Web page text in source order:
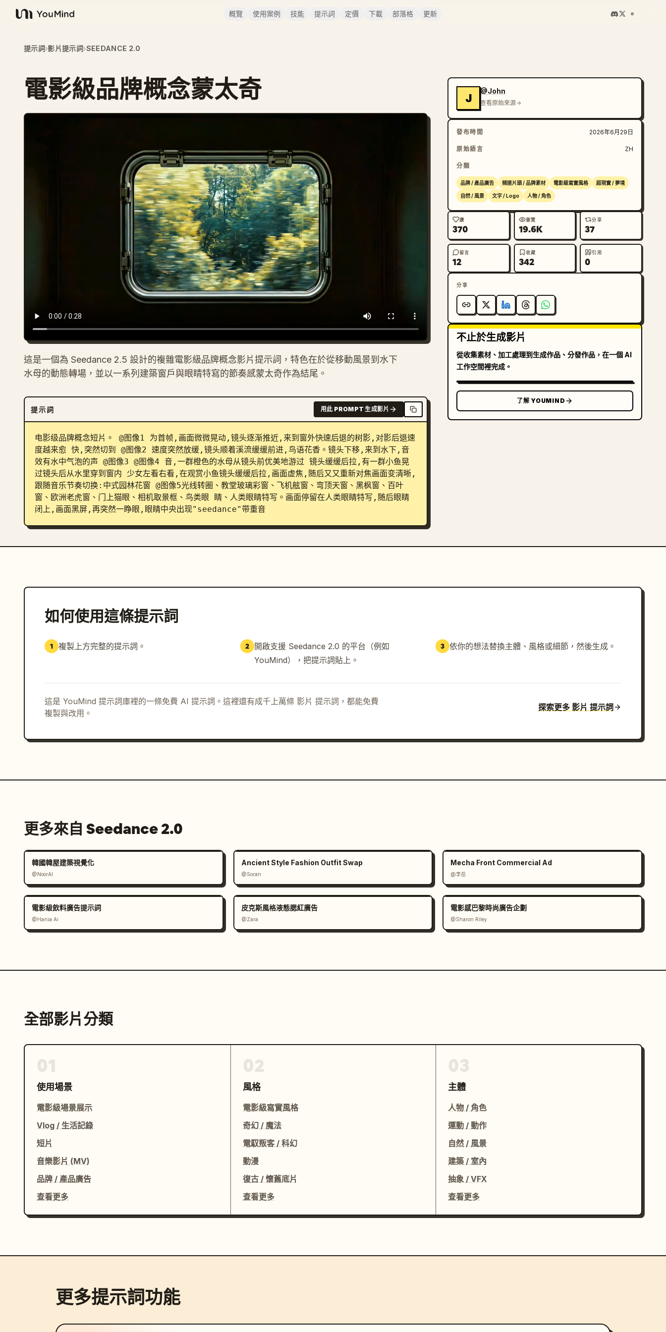
YouMind
概覽 使用案例 技能 提示詞 定價 下載 部落格 更新
提示詞›影片提示詞›SEEDANCE 2.0
電影級品牌概念蒙太奇
這是一個為 Seedance 2.5 設計的複雜電影級品牌概念影片提示詞，特色在於從移動風景到水下
水母的動態轉場，並以一系列建築窗戶與眼睛特寫的節奏感蒙太奇作為結尾。
提示詞 用此 PROMPT 生成影片
电影级品牌概念短片。 @图像1 为首帧,画面微微晃动,镜头逐渐推近,来到窗外快速后退的树影,对影后退速
度越来愈 快,突然切到 @图像2 速度突然放缓,镜头顺着溪流缓缓前进,鸟语花香。镜头下移,来到水下,音
效有水中气泡的声 @图像3 @图像4 音,一群橙色的水母从镜头前优美地游过 镜头缓缓后拉,有一群小鱼晃
过镜头后从水里穿到窗内 少女左看右看,在观赏小鱼镜头缓缓后拉,画面虚焦,随后又又重新对焦画面变清晰,
跟随音乐节奏切换:中式园林花窗 @图像5光线转圈、教堂玻璃彩窗、飞机舷窗、弯顶天窗、黑枫窗、百叶
窗、欧洲老虎窗、门上猫眼、相机取景框、鸟类眼 睛、人类眼睛特写。画面停留在人类眼睛特写,随后眼睛
闭上,画面黑屏,再突然一睁眼,眼睛中央出现"seedance"带重音
J
@John
查看原始來源
發布時間 2026年6月29日
原始語言 ZH
分類
品牌 / 產品廣告 頻道片頭 / 品牌素材 電影級寫實風格 超現實 / 夢境
自然 / 風景 文字 / Logo 人物 / 角色
讚
370
瀏覽
19.6K
分享
37
留言
12
收藏
342
引用
0
分享
不止於生成影片
從收集素材、加工處理到生成作品、分發作品，在一個 AI
工作空間裡完成。
了解 YOUMIND
如何使用這條提示詞
1 複製上方完整的提示詞。 2 開啟支援 Seedance 2.0 的平台（例如
YouMind），把提示詞貼上。
3 依你的想法替換主體、風格或細節，然後生成。
這是 YouMind 提示詞庫裡的一條免費 AI 提示詞。這裡還有成千上萬條 影片 提示詞，都能免費
複製與改用。
探索更多 影片 提示詞
更多來自 Seedance 2.0
韓國韓屋建築視覺化
@NoorAI
Ancient Style Fashion Outfit Swap
@Soran
Mecha Front Commercial Ad
@李岳
電影級飲料廣告提示詞
@Hania Ai
皮克斯風格液態腮紅廣告
@Zara
電影感巴黎時尚廣告企劃
@Sharon Riley
全部影片分類
使用場景
電影級場景展示
Vlog / 生活記錄
短片
音樂影片 (MV)
品牌 / 產品廣告
查看更多
風格
電影級寫實風格
奇幻 / 魔法
電馭叛客 / 科幻
動漫
復古 / 懷舊底片
查看更多
主體
人物 / 角色
運動 / 動作
自然 / 風景
建築 / 室內
抽象 / VFX
查看更多
更多提示詞功能